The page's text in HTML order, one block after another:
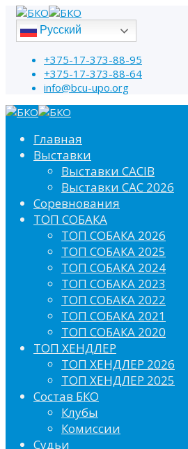
Русский
+375-17-373-88-95
+375-17-373-88-64
info@bcu-upo.org
Главная
Выставки
Выставки CACIB
Выставки САС 2026
Соревнования
ТОП СОБАКА
ТОП СОБАКА 2026
ТОП СОБАКА 2025
ТОП СОБАКА 2024
ТОП СОБАКА 2023
ТОП СОБАКА 2022
ТОП СОБАКА 2021
ТОП СОБАКА 2020
ТОП ХЕНДЛЕР
ТОП ХЕНДЛЕР 2026
ТОП ХЕНДЛЕР 2025
Состав БКО
Клубы
Комиссии
Судьи